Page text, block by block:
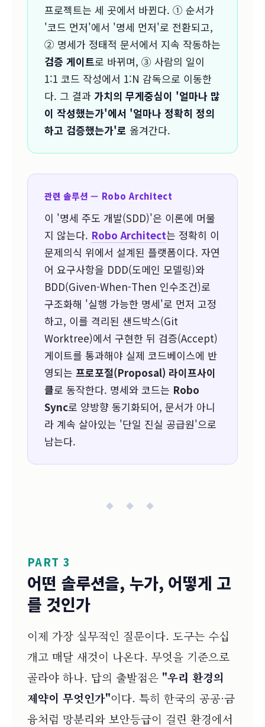
프로젝트는 세 곳에서 바뀐다. ① 순서가
'코드 먼저'에서 '명세 먼저'로 전환되고,
② 명세가 정태적 문서에서 지속 작동하는
검증 게이트로 바뀌며, ③ 사람의 일이
1:1 코드 작성에서 1:N 감독으로 이동한
다. 그 결과 가치의 무게중심이 '얼마나 많
이 작성했는가'에서 '얼마나 정확히 정의
하고 검증했는가'로 옮겨간다.
관련 솔루션 — Robo Architect
이 '명세 주도 개발(SDD)'은 이론에 머물
지 않는다. Robo Architect는 정확히 이
문제의식 위에서 설계된 플랫폼이다. 자연
어 요구사항을 DDD(도메인 모델링)와
BDD(Given-When-Then 인수조건)로
구조화해 '실행 가능한 명세'로 먼저 고정
하고, 이를 격리된 샌드박스(Git
Worktree)에서 구현한 뒤 검증(Accept)
게이트를 통과해야 실제 코드베이스에 반
영되는 프로포절(Proposal) 라이프사이
클로 동작한다. 명세와 코드는 Robo
Sync로 양방향 동기화되어, 문서가 아니
라 계속 살아있는 '단일 진실 공급원'으로
남는다.
◆ ◆ ◆
PART 3
어떤 솔루션을, 누가, 어떻게 고
를 것인가
이제 가장 실무적인 질문이다. 도구는 수십
개고 매달 새것이 나온다. 무엇을 기준으로
골라야 하나. 답의 출발점은 "우리 환경의
제약이 무엇인가"이다. 특히 한국의 공공·금
융처럼 망분리와 보안등급이 걸린 환경에서